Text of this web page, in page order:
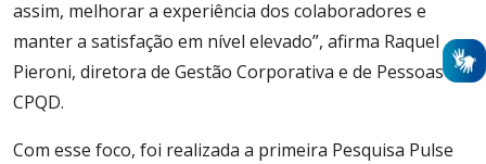
assim, melhorar a experiência dos colaboradores e
manter a satisfação em nível elevado”, afirma Raquel
Pieroni, diretora de Gestão Corporativa e de Pessoas do
CPQD.
Com esse foco, foi realizada a primeira Pesquisa Pulse